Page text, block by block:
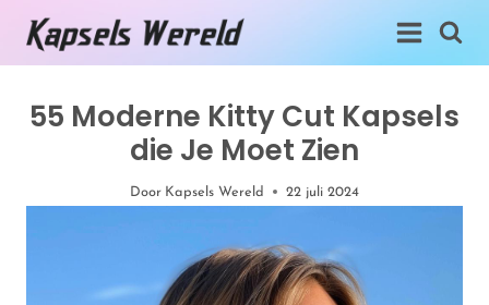
naar
inhoud
55 Moderne Kitty Cut Kapsels
die Je Moet Zien
Door Kapsels Wereld 22 juli 2024